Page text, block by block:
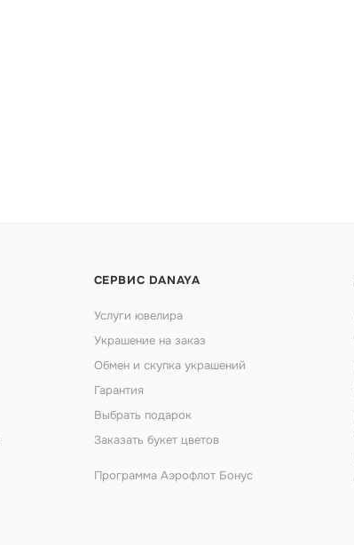
СЕРВИС DANAYA
Услуги ювелира
Украшение на заказ
Обмен и скупка украшений
Гарантия
Выбрать подарок
Заказать букет цветов
Программа Аэрофлот Бонус